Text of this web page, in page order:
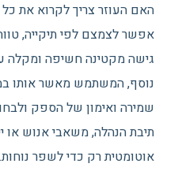
האם העוזר צריך לקרוא את
אפשר לצמצם לפי תיקייה,
גישה מקטינה חשיפה
נוסף, המשתמש מאשר אותו
שמירה ואימון של הספק
תיבת הנהלה, משאבי אנוש או
אוטומטית רק כדי לשפר נוחות.